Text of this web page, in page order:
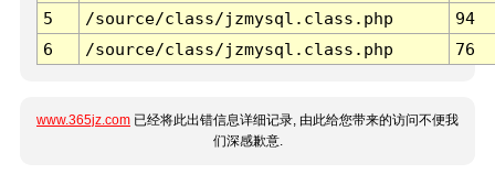
5
/source/class/jzmysql.class.php
94
6
/source/class/jzmysql.class.php 76
www.365jz.com 已经将此出错信息详细记录, 由此给您带来的访问不便我
们深感歉意.